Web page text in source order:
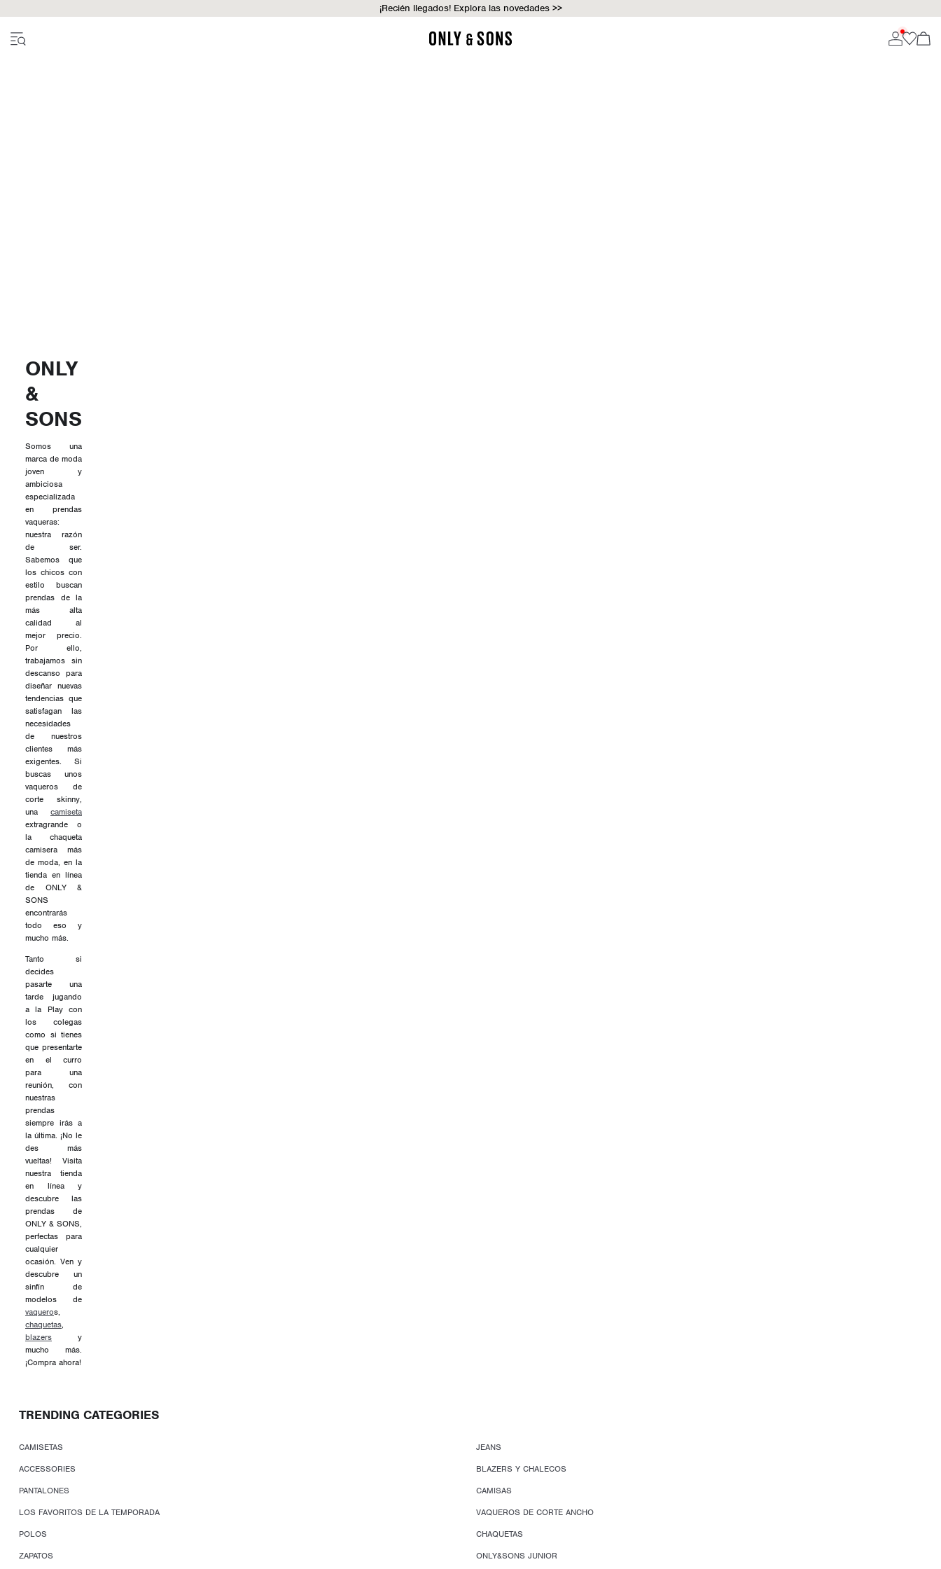
¡Recién llegados! Explora las novedades >>
ONLY
&
SONS
Somos una
marca de moda
joven y
ambiciosa
especializada
en prendas
vaqueras:
nuestra razón
de ser.
Sabemos que
los chicos con
estilo buscan
prendas de la
más alta
calidad al
mejor precio.
Por ello,
trabajamos sin
descanso para
diseñar nuevas
tendencias que
satisfagan las
necesidades
de nuestros
clientes más
exigentes. Si
buscas unos
vaqueros de
corte skinny,
una camiseta
extragrande o
la chaqueta
camisera más
de moda, en la
tienda en línea
de ONLY &
SONS
encontrarás
todo eso y
mucho más.
Tanto si
decides
pasarte una
tarde jugando
a la Play con
los colegas
como si tienes
que presentarte
en el curro
para una
reunión, con
nuestras
prendas
siempre irás a
la última. ¡No le
des más
vueltas! Visita
nuestra tienda
en línea y
descubre las
prendas de
ONLY & SONS,
perfectas para
cualquier
ocasión. Ven y
descubre un
sinfín de
modelos de
vaqueros,
chaquetas,
blazers y
mucho más.
¡Compra ahora!
TRENDING CATEGORIES
CAMISETAS
JEANS
ACCESSORIES
BLAZERS Y CHALECOS
PANTALONES
CAMISAS
LOS FAVORITOS DE LA TEMPORADA
VAQUEROS DE CORTE ANCHO
POLOS
CHAQUETAS
ZAPATOS
ONLY&SONS JUNIOR